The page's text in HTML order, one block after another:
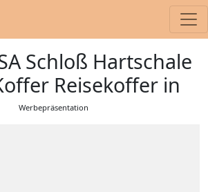
Schloß Hartschale
Reisekoffer in
Werbepräsentation